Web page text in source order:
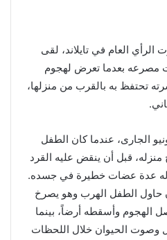
العام في تايلاند، لقى
العمر 7 سنوات مصرعه بعدما تعرض لهجوم
تحتفظ به بالقرب من منزلها،
الحادث الأليم، يوم 6 يونيو الجارى، عندما كان الطفل
قبل أن ينقض عليه القرد
له عدة عضات خطيرة في جسده.
حاول الطفل الهرب وهو يصرخ
الهجوم وأسقطه أرضاً، بينما
الحيوان خلال اللحظات